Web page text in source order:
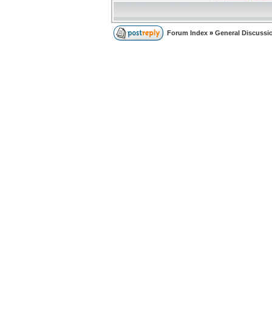
Forum Index » General